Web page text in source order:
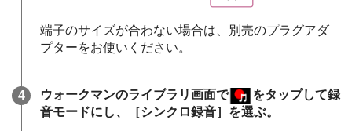
端子のサイズが合わない場合は、別売のプラグアダ
プターをお使いください。
ウォークマンのライブラリ画面で
をタップして録
音モードにし、［シンクロ録音］を選ぶ。